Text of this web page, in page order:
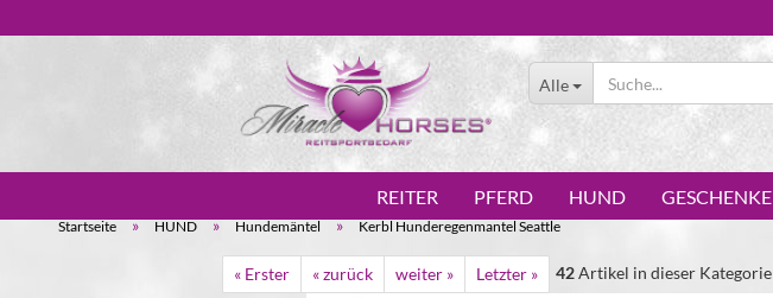
Alle
REITER PFERD HUND GESCHENKE
Startseite » HUND » Hundemäntel » Kerbl Hunderegenmantel Seattle
« Erster « zurück weiter » Letzter » 42Artikel in dieser Kategorie